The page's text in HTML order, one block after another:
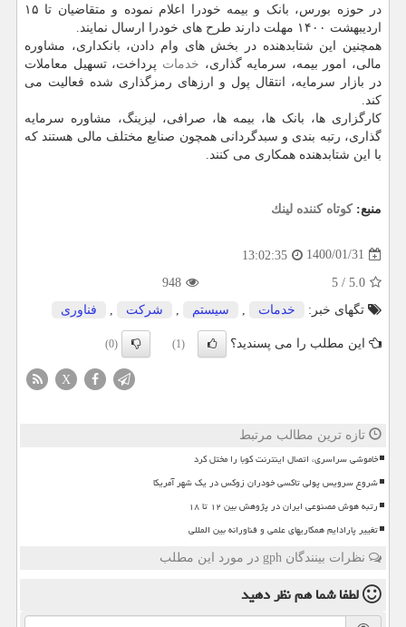
در حوزه بورس، بانک و بیمه خودرا اعلام نموده و متقاضیان تا ۱۵
اردیبهشت ۱۴۰۰ مهلت دارند طرح های خودرا ارسال نمایند.
همچنین این شتابدهنده در بخش های وام دادن، بانکداری، مشاوره
مالی، امور بیمه، سرمایه گذاری، خدمات پرداخت، تسهیل معاملات
در بازار سرمایه، انتقال پول و ارزهای رمزگذاری شده فعالیت می
کند.
کارگزاری ها، بانک ها، بیمه ها، صرافی، لیزینگ، مشاوره سرمایه
گذاری، رتبه بندی و سبدگردانی همچون صنایع مختلف مالی هستند که
با این شتابدهنده همکاری می کنند.
منبع: كوتاه كننده لینك
1400/01/31
13:02:35
5.0
/
5
948
تگهای خبر:
خدمات سیستم شركت فناوری
این مطلب را می پسندید؟ (1)
(0)
X
تازه ترین مطالب مرتبط
خاموشی سراسری، اتصال اینترنت کوبا را مختل کرد
شروع سرویس پولی تاکسی خودران زوکس در یک شهر آمریکا
رتبه هوش مصنوعی ایران در پژوهش بین ۱۲ تا ۱۸
تغییر پارادایم همکاریهای علمی و فناورانه بین المللی
نظرات بینندگان gph در مورد این مطلب
لطفا شما همنظر دهید